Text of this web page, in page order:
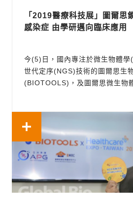
開始日期
「2019醫療科技展」圖爾思
感染症 由學研邁向臨床應用
今(5)日，國內專注於微生物體
世代定序(NGS)技術的圖爾思生
(BIOTOOLS)，及圖爾思微生物
腔」、「感染症」三大領域積極